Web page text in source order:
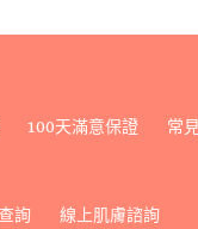
100天滿意保證 常
詢 線上肌膚諮詢